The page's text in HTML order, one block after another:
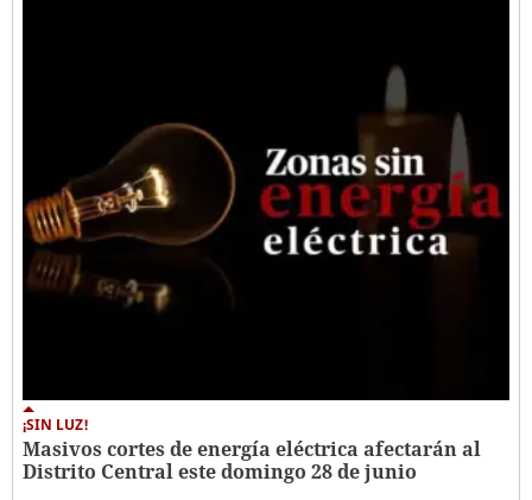
¡SIN LUZ!
Masivos cortes de energía eléctrica afectarán al
Distrito Central este domingo 28 de junio